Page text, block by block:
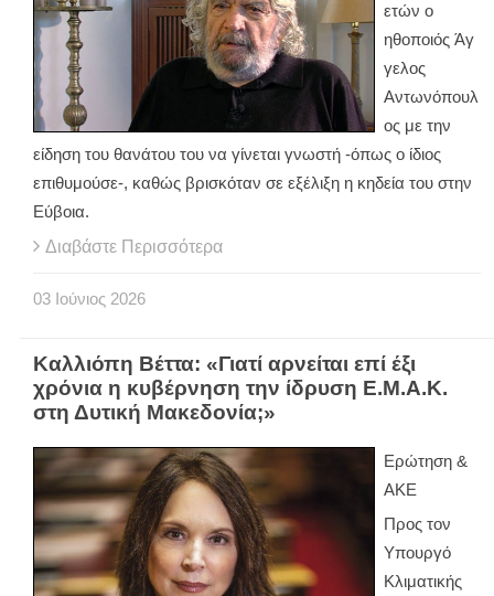
ετών ο
ηθοποιός Άγ
γελος
Αντωνόπουλ
ος με την
είδηση του θανάτου του να γίνεται γνωστή -όπως ο ίδιος
επιθυμούσε-, καθώς βρισκόταν σε εξέλιξη η κηδεία του στην
Εύβοια.
Διαβάστε Περισσότερα
03 Ιούνιος 2026
Καλλιόπη Βέττα: «Γιατί αρνείται επί έξι
χρόνια η κυβέρνηση την ίδρυση Ε.Μ.Α.Κ.
στη Δυτική Μακεδονία;»
Ερώτηση &
ΑΚΕ
Προς τον
Υπουργό
Κλιματικής